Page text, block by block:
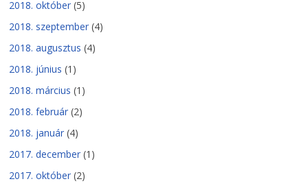
2018. október (5)
2018. szeptember (4)
2018. augusztus (4)
2018. június (1)
2018. március (1)
2018. február (2)
2018. január (4)
2017. december (1)
2017. október (2)